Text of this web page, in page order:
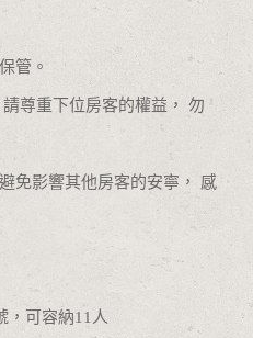
管。
尊重下位房客的權益， 勿
免影響其他房客的安寧， 感
，可容納11人